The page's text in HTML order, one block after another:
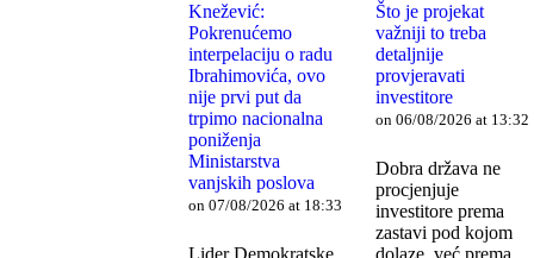
Knežević:
Pokrenućemo
interpelaciju o radu
Ibrahimovića, ovo
nije prvi put da
trpimo nacionalna
poniženja
Ministarstva
vanjskih poslova
on 07/08/2026 at 18:33
Što je projekat
važniji to treba
detaljnije
provjeravati
investitore
on 06/08/2026 at 13:32
Dobra država ne
procjenjuje
investitore prema
zastavi pod kojom